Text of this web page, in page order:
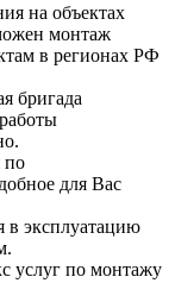
на объектах
монтаж
в регионах РФ
бригада
по
для Вас
в эксплуатацию
услуг по монтажу